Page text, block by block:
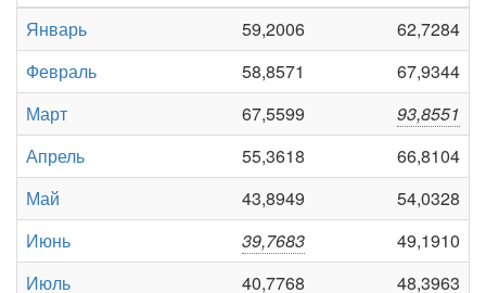
Январь 59,2006
62,7284
Февраль
58,8571
67,9344
Март
67,5599
93,8551
Апрель
55,3618
66,8104
Май
43,8949
54,0328
Июнь
39,7683
49,1910
Июль
40,7768
48,3963